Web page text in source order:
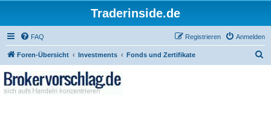
Traderinside.de
FAQ Anmelden
Registrieren
Foren-Übersicht Investments Fonds und Zertifikate